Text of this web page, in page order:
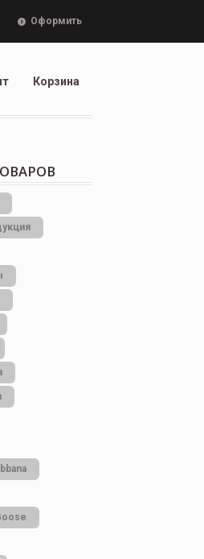
Оформить
Корзина